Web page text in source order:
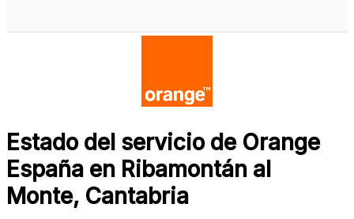
Estado del servicio de Orange
España en Ribamontán al
Monte, Cantabria